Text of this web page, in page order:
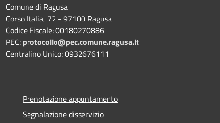
Comune di Ragusa
Corso Italia, 72 - 97100 Ragusa
Codice Fiscale: 00180270886
PEC: protocollo@pec.comune.ragusa.it
Centralino Unico: 0932676111
Prenotazione appuntamento
Segnalazione disservizio